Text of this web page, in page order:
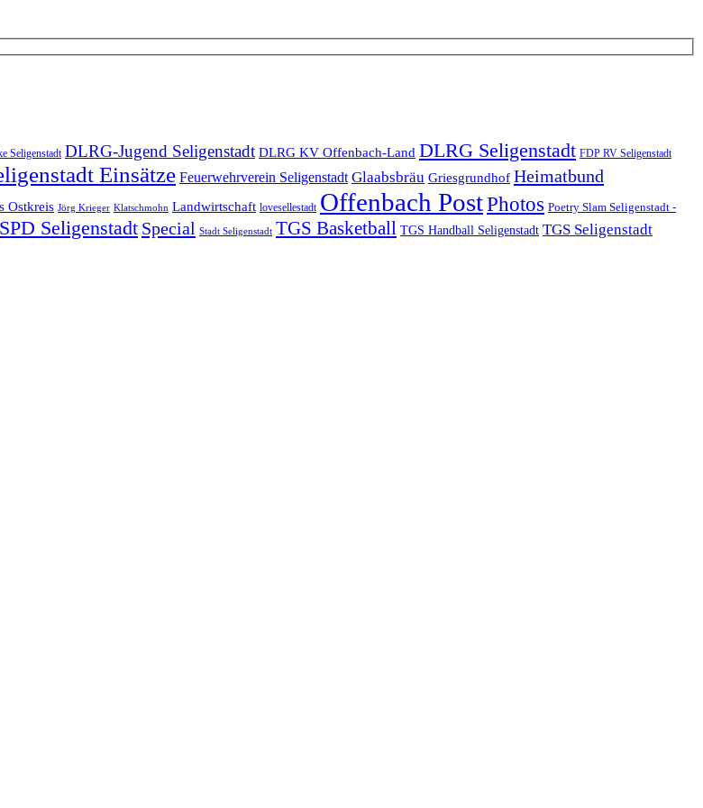
Seligenstadt DLRG-Jugend Seligenstadt DLRG KV Offenbach-Land DLRG Seligenstadt FDP RV Seligenstadt
Einsätze Feuerwehrverein Seligenstadt Glaabsbräu Griesgrundhof Heimatbund
Ostkreis Jörg Krieger Klatschmohn Landwirtschaft lovesellestadt Offenbach PostPhotos Poetry Slam Seligenstadt -
SPD Seligenstadt Special Stadt Seligenstadt TGS Basketball TGS Handball Seligenstadt TGS Seligenstadt